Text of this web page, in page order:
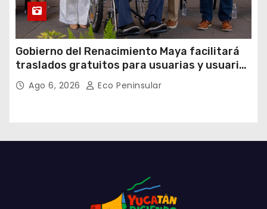
Gobierno del Renacimiento Maya facilitará
traslados gratuitos para usuarias y usuarios
del CREE
Ago 6, 2026 Eco Peninsular